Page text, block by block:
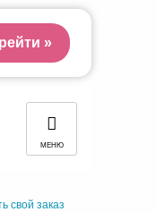
МЕНЮ
свой заказ
»